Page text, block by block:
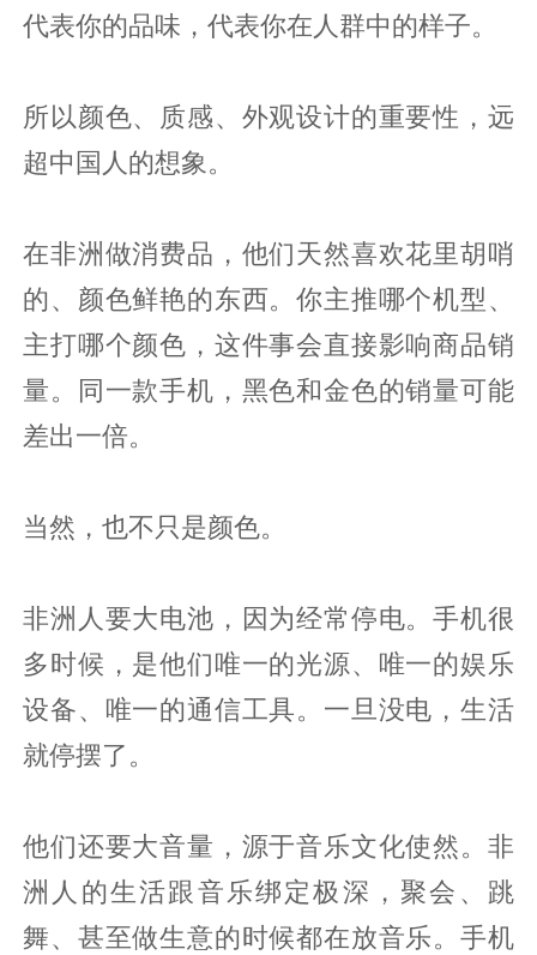
代表你的品味，代表你在人群中的样子。
所以颜色、质感、外观设计的重要性，远
超中国人的想象。
在非洲做消费品，他们天然喜欢花里胡哨
的、颜色鲜艳的东西。你主推哪个机型、
主打哪个颜色，这件事会直接影响商品销
量。同一款手机，黑色和金色的销量可能
差出一倍。
当然，也不只是颜色。
非洲人要大电池，因为经常停电。手机很
多时候，是他们唯一的光源、唯一的娱乐
设备、唯一的通信工具。一旦没电，生活
就停摆了。
他们还要大音量，源于音乐文化使然。非
洲人的生活跟音乐绑定极深，聚会、跳
舞、甚至做生意的时候都在放音乐。手机